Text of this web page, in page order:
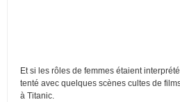
Et si les rôles de femmes étaient
tenté avec quelques scènes cultes de
à Titanic.